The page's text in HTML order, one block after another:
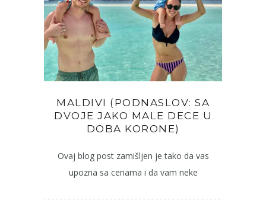
MALDIVI (PODNASLOV: SA
DVOJE JAKO MALE DECE U
DOBA KORONE)
Ovaj blog post zamišljen je tako da vas
upozna sa cenama i da vam neke